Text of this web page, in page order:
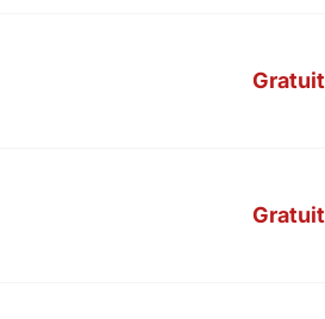
Gratuit
Gratuit